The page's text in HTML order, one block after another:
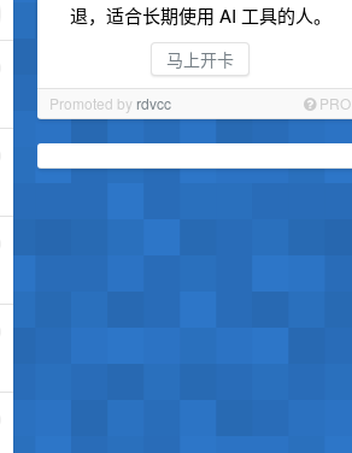
退，适合长期使用 AI 工具的人。
马上开卡
Promoted by rdvcc PRO